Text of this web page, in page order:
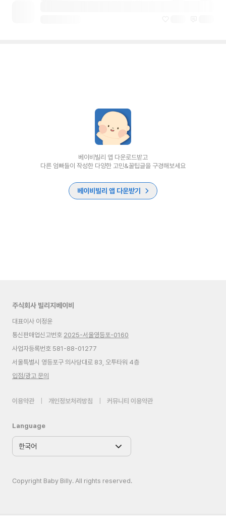
베이비빌리 앱 다운로드받고
다른 엄빠들이 작성한 다양한 고민&꿀팁글을 구경해보세요
베이비빌리 앱 다운받기
주식회사 빌리지베이비
대표이사 이정윤
통신판매업신고번호 2025-서울영등포-0160
사업자등록번호 581-88-01277
서울특별시 영등포구 의사당대로 83, 오투타워 4층
입점/광고 문의
이용약관 개인정보처리방침 커뮤니티 이용약관
Language
Copyright Baby Billy. All rights reserved.